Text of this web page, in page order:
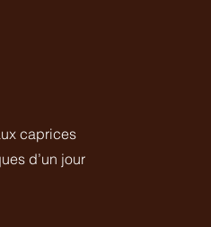
caprices
d’un jour